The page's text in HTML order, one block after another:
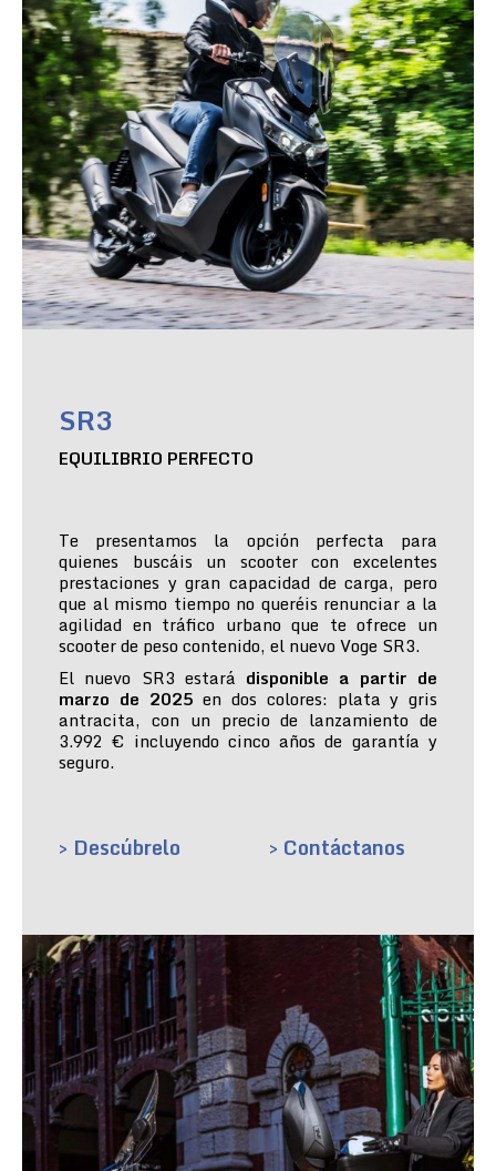
SR3
EQUILIBRIO PERFECTO
Te presentamos la opción perfecta para
quienes buscáis un scooter con excelentes
prestaciones y gran capacidad de carga, pero
que al mismo tiempo no queréis renunciar a la
agilidad en tráfico urbano que te ofrece un
scooter de peso contenido, el nuevo Voge SR3.
El nuevo SR3 estará disponible a partir de
marzo de 2025 en dos colores: plata y gris
antracita, con un precio de lanzamiento de
3.992 € incluyendo cinco años de garantía y
seguro.
> Descúbrelo > Contáctanos